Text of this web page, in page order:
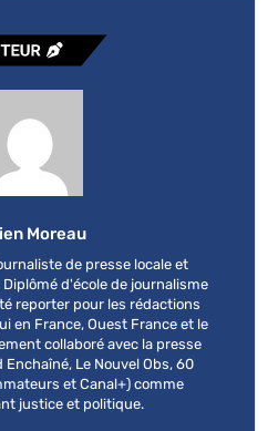
Moreau
de presse locale et
d'école de journalisme
reporter pour les rédactions
en France, Ouest France et le
collaboré avec la presse
Enchaîné, Le Nouvel Obs, 60
et Canal+) comme
justice et politique.